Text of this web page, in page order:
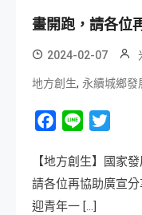
畫開跑，請各位
2024-02-07
地方創生, 永續城鄉發
Facebook
Line
【地方創生】國家
請各位再協助廣宣
迎青年一 […]